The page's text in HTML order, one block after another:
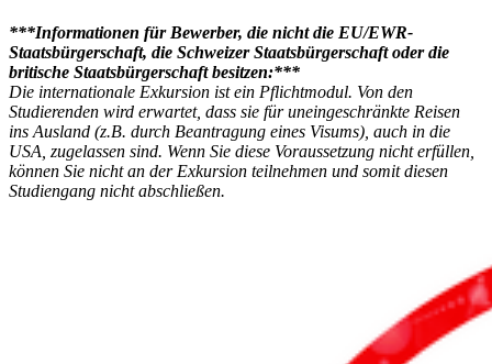
***Informationen für Bewerber, die nicht die EU/EWR-
Staatsbürgerschaft, die Schweizer Staatsbürgerschaft oder die
britische Staatsbürgerschaft besitzen:***
Die internationale Exkursion ist ein Pflichtmodul. Von den
Studierenden wird erwartet, dass sie für uneingeschränkte Reisen
ins Ausland (z.B. durch Beantragung eines Visums), auch in die
USA, zugelassen sind. Wenn Sie diese Voraussetzung nicht erfüllen,
können Sie nicht an der Exkursion teilnehmen und somit diesen
Studiengang nicht abschließen.